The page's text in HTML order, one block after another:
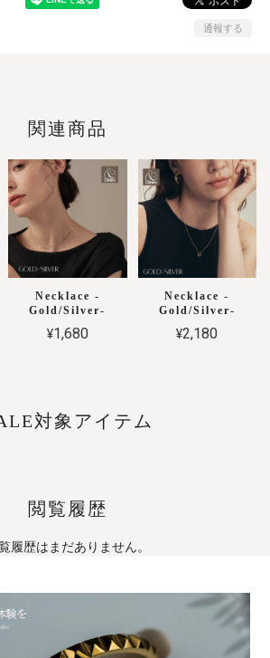
通報する
関連商品
Necklace -
Gold/Silver-
¥1,680
Necklace -
Gold/Silver-
¥2,180
対象アイテム
閲覧履歴
履歴はまだありません。